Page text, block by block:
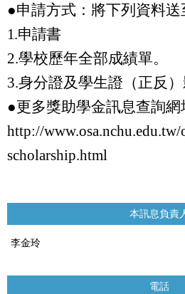
●申請方式：將下列資料送
1.申請書
2.學校歷年全部成績單。
3.身分證及學生證（正反）
●更多獎助學金訊息查詢網
http://www.osa.nchu.edu.tw/
scholarship.html
本訊息負責
李金玲
電話